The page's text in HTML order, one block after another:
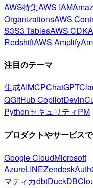
AWS特集AWS IAM
OrganizationsAWS
S3S3 TablesAWS CDK
RedshiftAWS Amplify
注目のテーマ
生成AIMCPChatGPT
QGitHub CopilotDevin
PythonセキュリティPM
プロダクトやサービス
Google CloudMicrosoft
AzureLINEZendesk
マティカdbtDuckDB